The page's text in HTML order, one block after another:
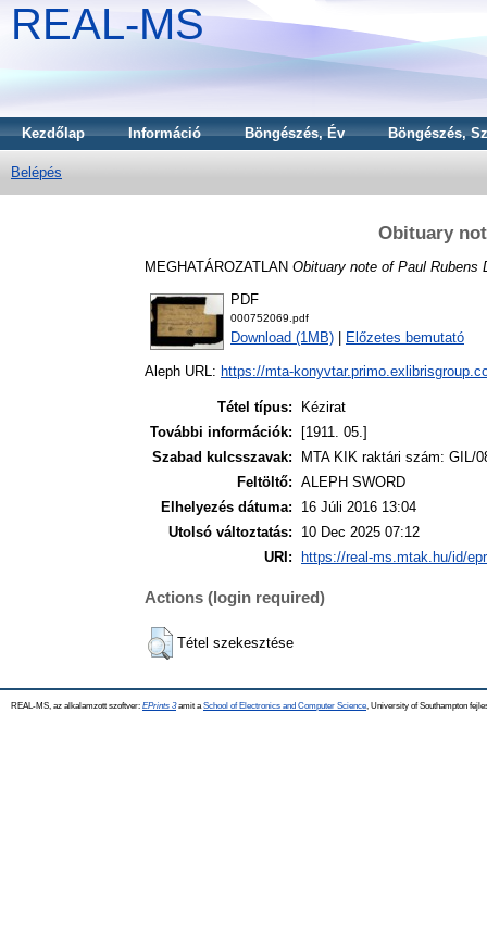
REAL-MS
Kezdőlap Információ Böngészés, Év Böngészés,
Belépés
Obituary
MEGHATÁROZATLAN Obituary note of Paul Rubens
PDF
000752069.pdf
Download (1MB) Előzetes bemutató
Aleph URL: https://mta-
Tétel típus:
Kézirat
További információk:
[1911. 05.]
Szabad kulcsszavak:
MTA KIK raktári szám: GIL/
Feltöltő: ALEPH SWORD
Elhelyezés dátuma:
16 Júli 2016 13:04
Utolsó változtatás:
10 Dec 2025 07:12
URI:
https://real-ms.mtak.hu/id/
Actions (login required)
Tétel szekesztése
REAL-MS, az alkalamzott szoftver: EPrints 3amit a School of Electronics and Computer Science , University of Southampton